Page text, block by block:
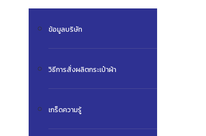
ข้อมูลบริษัท
วิธีการสั่งผลิตกระเป๋าผ้า
เกร็ดความรู้